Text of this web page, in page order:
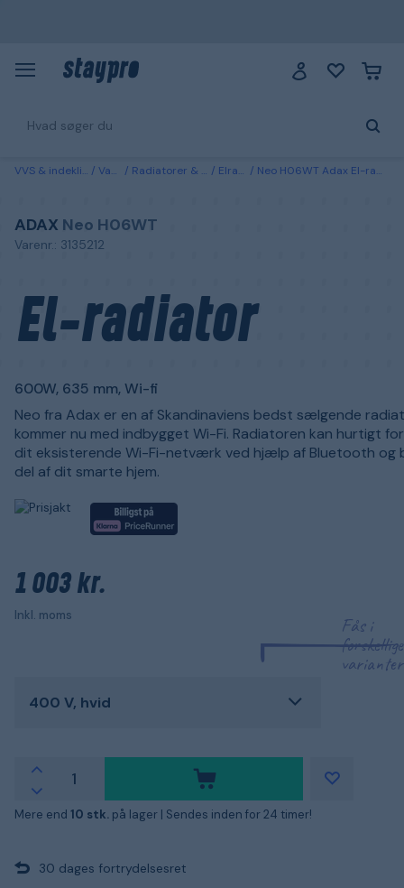
VVS & indeklima Varme Radiatorer & elementer Elradiatorer Neo H06WT Adax El-radiator 600W, 635 mm, Wi-fi 400 V, hvid
ADAX Neo H06WT
Varenr.: 3135212
El-radiator
600W, 635 mm, Wi-fi
Neo fra Adax er en af Skandinaviens bedst sælgende
kommer nu med indbygget Wi-Fi. Radiatoren kan hurtigt
dit eksisterende Wi-Fi-netværk ved hjælp af Bluetooth og
del af dit smarte hjem.
1 003 kr.
Inkl. moms
Fås i
forskellige
varianter
400 V, hvid
Mere end 10 stk. på lager | Sendes inden for 24 timer!
30 dages fortrydelsesret